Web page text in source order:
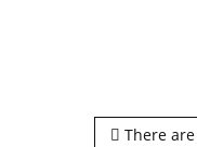
There are